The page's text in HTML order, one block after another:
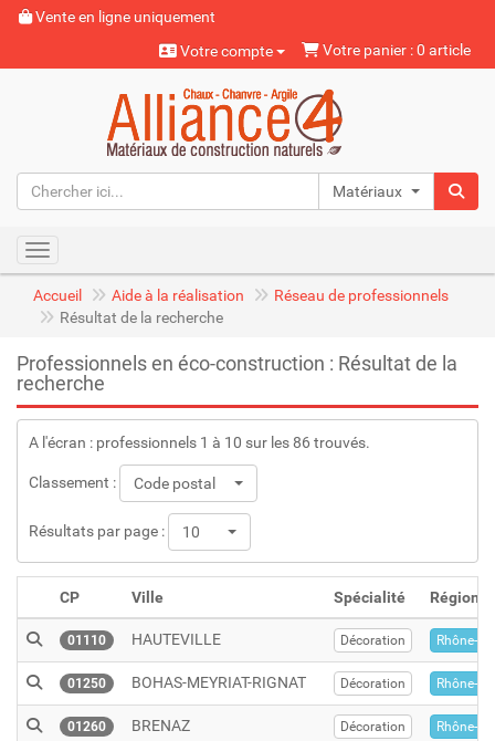
Vente en ligne uniquement
Votre compte
Votre panier : 0 article
Matériaux naturels
Toggle navigation
Accueil Aide à la réalisation
Réseau de professionnels
Résultat de la recherche
Professionnels en éco-construction : Résultat de la
recherche
A l'écran : professionnels 1 à 10 sur les 86 trouvés.
Classement : Code postal
Résultats par page : 10
CP Ville Spécialité Région
01110 HAUTEVILLE Décoration Rhône-
01250 BOHAS-MEYRIAT-RIGNAT Décoration Rhône-
01260 BRENAZ Décoration Rhône-